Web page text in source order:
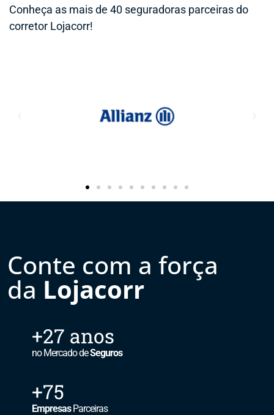
Conheça as mais de 40 seguradoras parceiras do
corretor Lojacorr!
Conte com a força
da Lojacorr
+27 anos
no Mercado deSeguros
+75
EmpresasParceiras